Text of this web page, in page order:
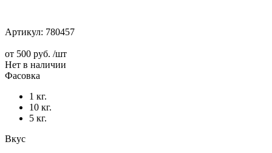
Артикул: 780457
от 500 руб. /шт
Нет в наличии
Фасовка
1 кг.
10 кг.
5 кг.
Вкус